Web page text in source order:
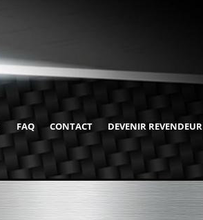
FAQ CONTACT DEVENIR REVENDEUR